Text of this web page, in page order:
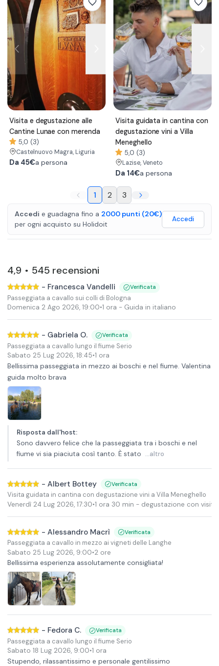
Visita e degustazione alle
Cantine Lunae con merenda
5,0 (3)
Castelnuovo Magra, Liguria
Da 45€a persona
Visita guidata in cantina con
degustazione vini a Villa
Meneghello
5,0 (3)
Lazise, Veneto
Da 14€a persona
1 2 3
Accedi e guadagna fino a 2000 punti (20€)
per ogni acquisto su Holidoit
Accedi
4,9 • 545 recensioni
- Francesca Vandelli Verificata
Passeggiata a cavallo sui colli di Bologna
Domenica 2 Ago 2026, 19:00•1 ora - Guida in italiano
- Gabriela O. Verificata
Passeggiata a cavallo lungo il fiume Serio
Sabato 25 Lug 2026, 18:45•1 ora
Bellissima passeggiata in mezzo ai boschi e nel fiume. Valentina
guida molto brava
Risposta dall'host:
Sono davvero felice che la passeggiata tra i boschi e nel
fiume vi sia piaciuta così tanto. È stato ...altro
- Albert Bottey Verificata
Visita guidata in cantina con degustazione vini a Villa Meneghello
Venerdì 24 Lug 2026, 17:30•1 ora 30 min - degustazione con
- Alessandro Macrì Verificata
Passeggiata a cavallo in mezzo ai vigneti delle Langhe
Sabato 25 Lug 2026, 9:00•2 ore
Bellissima esperienza assolutamente consigliata!
- Fedora C. Verificata
Passeggiata a cavallo lungo il fiume Serio
Sabato 18 Lug 2026, 9:00•1 ora
Stupendo, rilassantissimo e personale gentilissimo